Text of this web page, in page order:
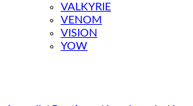
VALKYRIE
VENOM
VISION
YOW